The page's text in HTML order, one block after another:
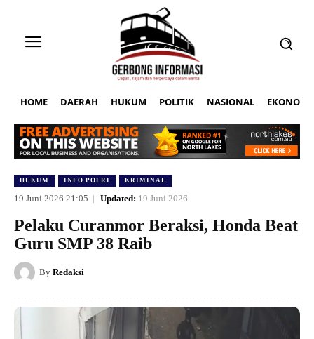
HOME DAERAH HUKUM POLITIK NASIONAL EKONOMI
HUKUM INFO POLRI KRIMINAL
19 Juni 2026 21:05 Updated: 19 Juni 2026
Pelaku Curanmor Beraksi, Honda Beat
Guru SMP 38 Raib
By Redaksi